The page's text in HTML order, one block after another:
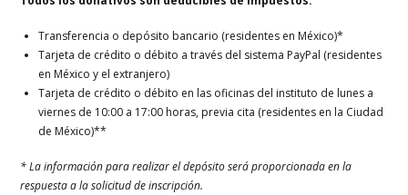
Transferencia o depósito bancario (residentes en México)*
Tarjeta de crédito o débito a través del sistema PayPal (residentes
en México y el extranjero)
Tarjeta de crédito o débito en las oficinas del instituto de lunes a
viernes de 10:00 a 17:00 horas, previa cita (residentes en la Ciudad
de México)**
* La información para realizar el depósito será proporcionada en la
respuesta a la solicitud de inscripción.